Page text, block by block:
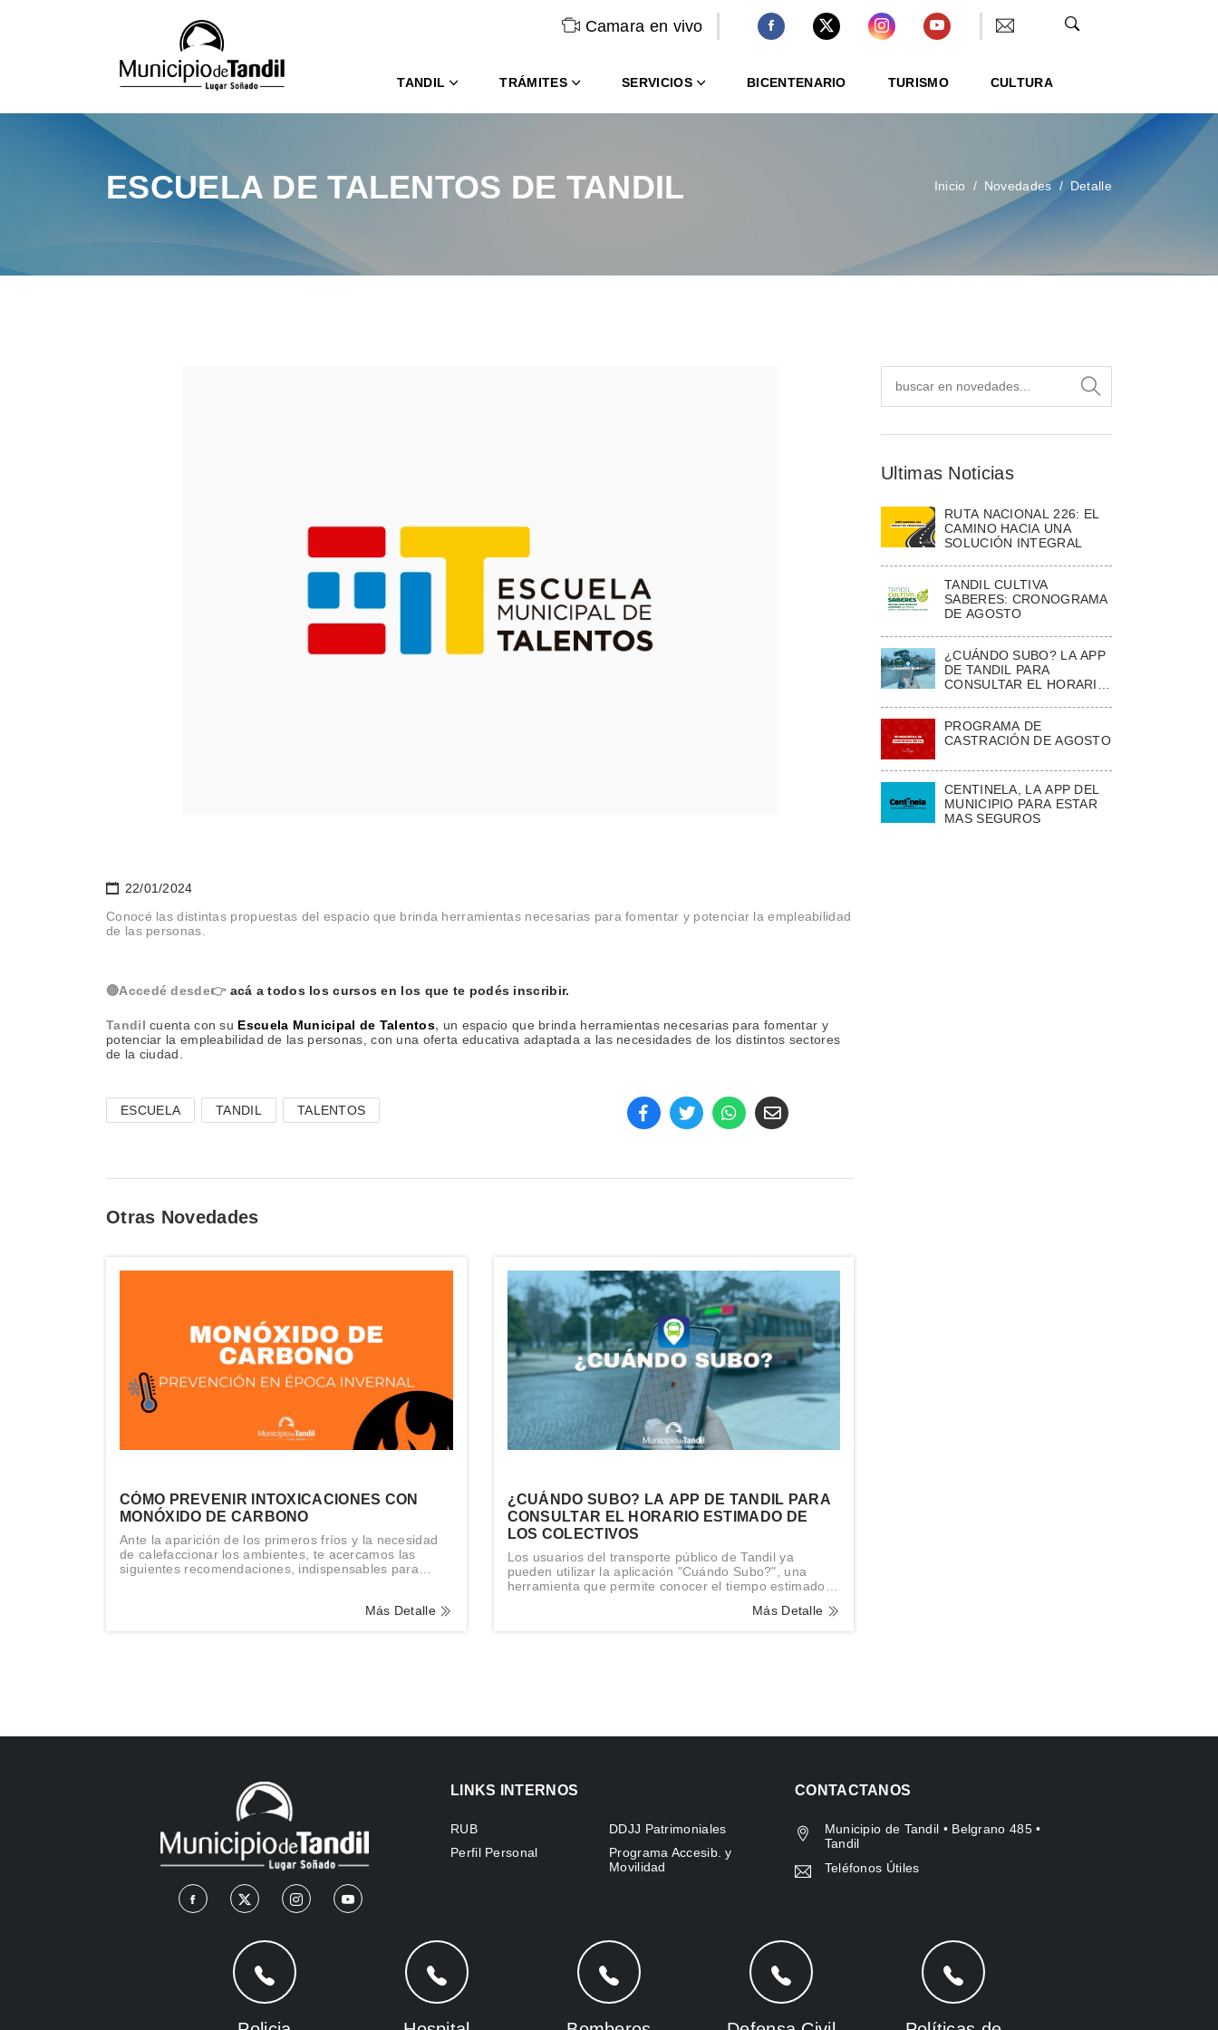
Camara en vivo
TANDIL TRÁMITES SERVICIOS BICENTENARIO TURISMO CULTURA
ESCUELA DE TALENTOS DE TANDIL Inicio Novedades Detalle
22/01/2024
Conocé las distintas propuestas del espacio que brinda herramientas necesarias para fomentar y potenciar la empleabilidad
de las personas.
🔴Accedé desde👉acá a todos los cursos en los que te podés inscribir.
Tandilcuenta con su Escuela Municipal de Talentos, un espacio que brinda herramientas necesarias para fomentar y
potenciar la empleabilidad de las personas, con una oferta educativa adaptada a las necesidades de los distintos sectores
de la ciudad.
ESCUELA TANDIL TALENTOS
Otras Novedades
CÓMO PREVENIR INTOXICACIONES CON
MONÓXIDO DE CARBONO
Ante la aparición de los primeros fríos y la necesidad
de calefaccionar los ambientes, te acercamos las
siguientes recomendaciones, indispensables para
Más Detalle
¿CUÁNDO SUBO? LA APP DE TANDIL PARA
CONSULTAR EL HORARIO ESTIMADO DE
LOS COLECTIVOS
Los usuarios del transporte público de Tandil ya
pueden utilizar la aplicación "Cuándo Subo?", una
herramienta que permite conocer el tiempo estimado
Más Detalle
Ultimas Noticias
RUTA NACIONAL 226: EL
CAMINO HACIA UNA
SOLUCIÓN INTEGRAL
TANDIL CULTIVA
SABERES: CRONOGRAMA
DE AGOSTO
¿CUÁNDO SUBO? LA APP
DE TANDIL PARA
CONSULTAR EL HORARIO
PROGRAMA DE
CASTRACIÓN DE AGOSTO
CENTINELA, LA APP DEL
MUNICIPIO PARA ESTAR
MAS SEGUROS
LINKS INTERNOS
RUB
DDJJ Patrimoniales
Perfil Personal
Programa Accesib. y
Movilidad
CONTACTANOS
Municipio de Tandil • Belgrano 485 •
Tandil
Teléfonos Útiles